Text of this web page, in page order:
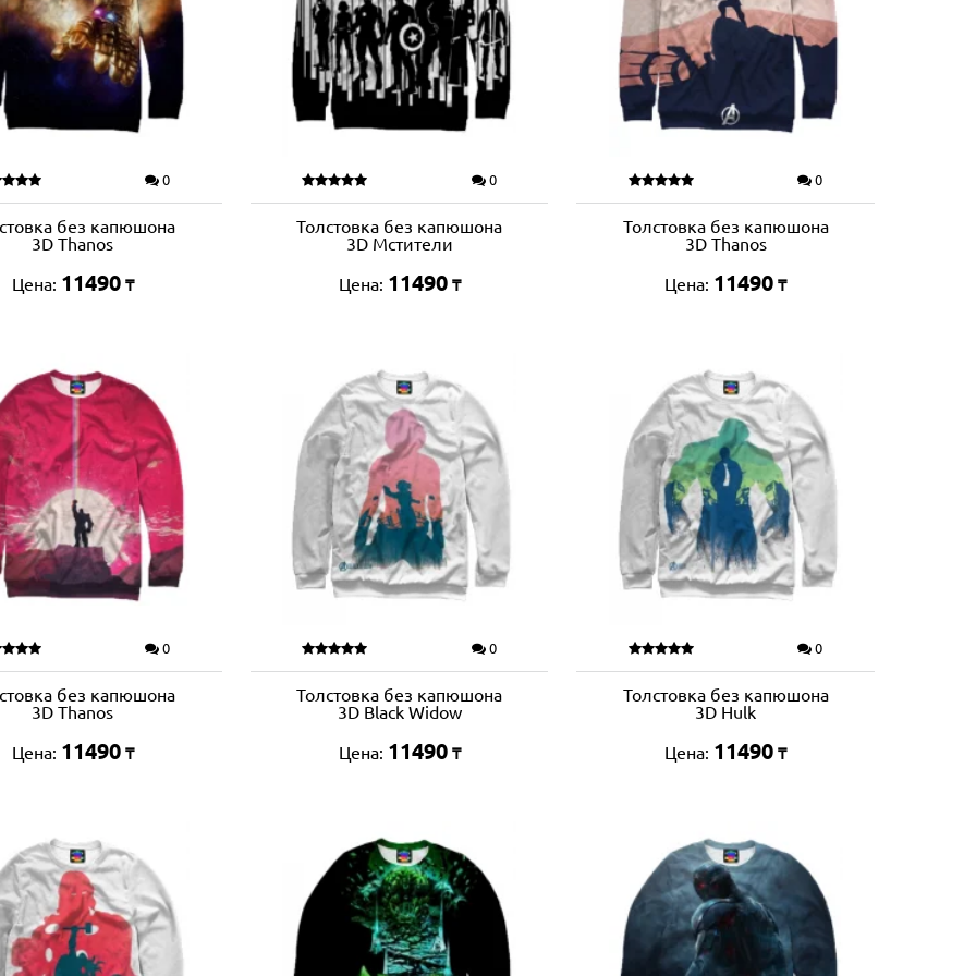
0
без капюшона
3D Thanos
Цена: 11490 ₸
0
Толстовка без капюшона
3D Мстители
Цена: 11490 ₸
0
Толстовка без капюшона
3D Thanos
Цена: 11490 ₸
0
без капюшона
3D Thanos
Цена: 11490 ₸
0
Толстовка без капюшона
3D Black Widow
Цена: 11490 ₸
0
Толстовка без капюшона
3D Hulk
Цена: 11490 ₸